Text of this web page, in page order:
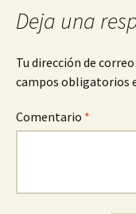
Deja una
Tu dirección de
campos obligatorios
Comentario *